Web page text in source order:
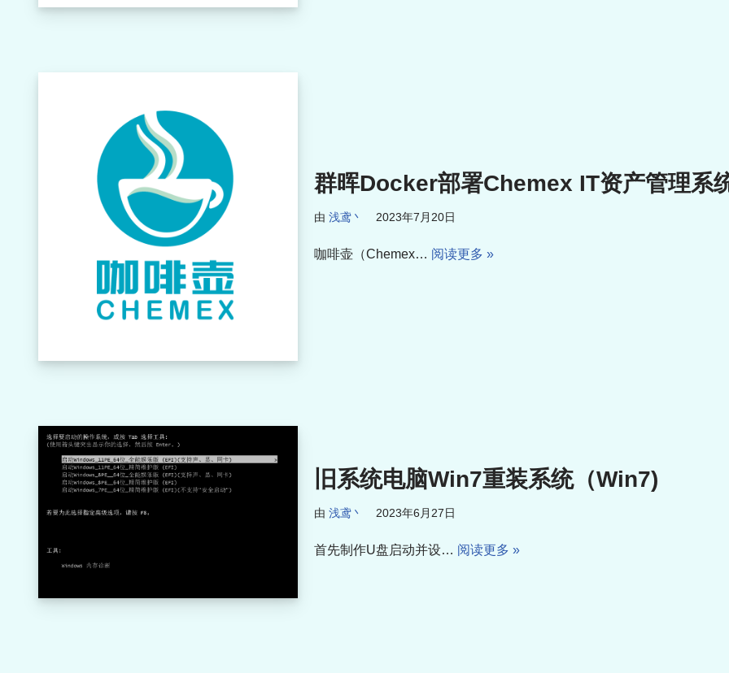
群晖Docker部署Chemex IT资产管理系
由 浅鸢丶 2023年7月20日
咖啡壶（Chemex… 阅读更多 »
旧系统电脑Win7重装系统（Win7)
由 浅鸢丶 2023年6月27日
首先制作U盘启动并设… 阅读更多 »